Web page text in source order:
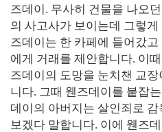
즈데이. 무사히 건물을 나오
의 사고사가 보이는데 그렇
즈데이는 한 카페에 들어갔
에게 거래를 제안합니다. 이
즈데이의 도망을 눈치챈 교
니다. 그때 웬즈데이를 붙잡
데이의 아버지는 살인죄로
보겠다 말합니다. 이에 웬즈